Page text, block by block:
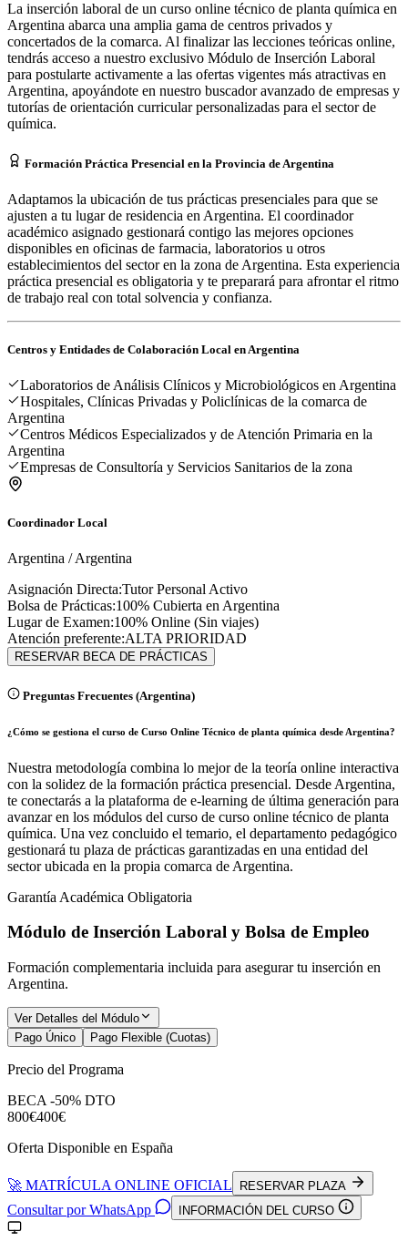
La inserción laboral de un curso online técnico de planta química en
Argentina abarca una amplia gama de centros privados y
concertados de la comarca. Al finalizar las lecciones teóricas online,
tendrás acceso a nuestro exclusivo Módulo de Inserción Laboral
para postularte activamente a las ofertas vigentes más atractivas en
Argentina, apoyándote en nuestro buscador avanzado de empresas y
tutorías de orientación curricular personalizadas para el sector de
química.
Formación Práctica Presencial en la Provincia de Argentina
Adaptamos la ubicación de tus prácticas presenciales para que se
ajusten a tu lugar de residencia en Argentina. El coordinador
académico asignado gestionará contigo las mejores opciones
disponibles en oficinas de farmacia, laboratorios u otros
establecimientos del sector en la zona de Argentina. Esta experiencia
práctica presencial es obligatoria y te preparará para afrontar el ritmo
de trabajo real con total solvencia y confianza.
Centros y Entidades de Colaboración Local en Argentina
Laboratorios de Análisis Clínicos y Microbiológicos en Argentina
Hospitales, Clínicas Privadas y Policlínicas de la comarca de
Argentina
Centros Médicos Especializados y de Atención Primaria en la
Argentina
Empresas de Consultoría y Servicios Sanitarios de la zona
Coordinador Local
Argentina /Argentina
Asignación Directa:Tutor Personal Activo
Bolsa de Prácticas:100% Cubierta enArgentina
Lugar de Examen:100% Online (Sin viajes)
Atención preferente:ALTA PRIORIDAD
RESERVAR BECA DE PRÁCTICAS
Preguntas Frecuentes (Argentina)
¿Cómo se gestiona el curso de Curso Online Técnico de planta química desde Argentina?
Nuestra metodología combina lo mejor de la teoría online interactiva
con la solidez de la formación práctica presencial. Desde Argentina,
te conectarás a la plataforma de e-learning de última generación para
avanzar en los módulos del curso de curso online técnico de planta
química. Una vez concluido el temario, el departamento pedagógico
gestionará tu plaza de prácticas garantizadas en una entidad del
sector ubicada en la propia comarca de Argentina.
Garantía Académica Obligatoria
Módulo de Inserción Laboral y Bolsa de Empleo
Formación complementaria incluida para asegurar tu inserción en
Argentina.
Ver Detalles del Módulo
Pago Único
Pago Flexible (Cuotas)
Precio del Programa
BECA -50% DTO
800€400€
Oferta Disponible en España
🚀 MATRÍCULA ONLINE OFICIAL RESERVAR PLAZA
Consultar por WhatsApp INFORMACIÓN DEL CURSO